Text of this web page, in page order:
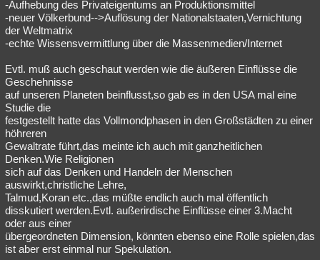
-Aufhebung des Privateigentums an Produktionsmittel
-neuer Völkerbund-->Auflösung der Nationalstaaten,Vernichtung
der Weltmatrix
-echte Wissensvermittlung über die Massenmedien/Internet
Evtl. muß auch geschaut werden wie die äußeren Einflüsse die
Geschehnisse
auf unseren Planeten beinflusst,so gab es in den USA mal eine
Studie die
festgestellt hatte das Vollmondphasen in den Großstädten zu einer
höhreren
Gewaltrate führt,das meinte ich auch mit ganzheitlichen
Denken.Wie Religionen
sich auf das Denken und Handeln der Menschen
auswirkt,christliche Lehre,
Talmud,Koran etc.,das müßte endlich auch mal öffentlich
disskutiert werden.Evtl. außerirdische Einflüsse einer 3.Macht
oder aus einer
übergeordneten Dimension, könnten ebenso eine Rolle spielen,das
ist aber erst einmal nur Spekulation.